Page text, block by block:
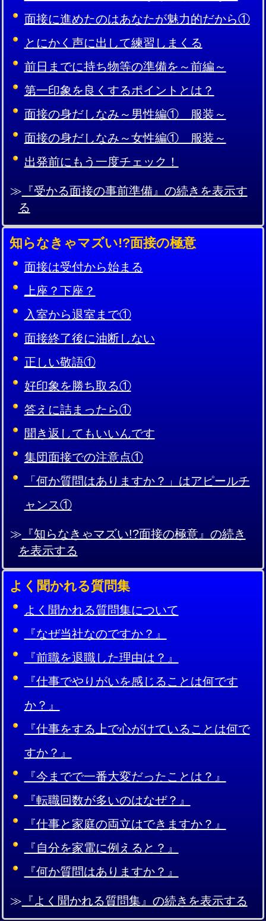
面接に進めたのはあなたが魅力的だから①
とにかく声に出して練習しまくる
前日までに持ち物等の準備を～前編～
第一印象を良くするポイントとは？
面接の身だしなみ～男性編① 服装～
面接の身だしなみ～女性編① 服装～
出発前にもう一度チェック！
≫ 『受かる面接の事前準備』の続きを表示す
る
知らなきゃマズい!?面接の極意
面接は受付から始まる
上座？下座？
入室から退室まで①
面接終了後に油断しない
正しい敬語①
好印象を勝ち取る①
答えに詰まったら①
聞き返してもいいんです
集団面接での注意点①
「何か質問はありますか？」はアピールチ
ャンス①
≫ 『知らなきゃマズい!?面接の極意』の続き
を表示する
よく聞かれる質問集
よく聞かれる質問集について
『なぜ当社なのですか？』
『前職を退職した理由は？』
『仕事でやりがいを感じることは何です
か？』
『仕事をする上で心がけていることは何で
すか？』
『今までで一番大変だったことは？』
『転職回数が多いのはなぜ？』
『仕事と家庭の両立はできますか？』
『自分を家電に例えると？』
『何か質問はありますか？』
≫ 『よく聞かれる質問集』の続きを表示する